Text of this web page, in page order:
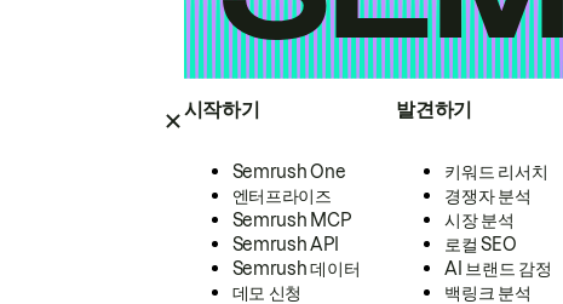
시작하기
Semrush One
엔터프라이즈
Semrush MCP
Semrush API
Semrush 데이터
데모 신청
발견하기
키워드 리서치
경쟁자 분석
시장 분석
로컬 SEO
AI 브랜드 감정
백링크 분석